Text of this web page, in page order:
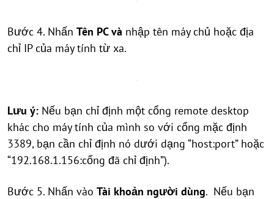
Bước 4. Nhấn Tên PC và nhập tên máy chủ hoặc địa
chỉ IP của máy tính từ xa.
Lưu ý: Nếu bạn chỉ định một cổng remote desktop
khác cho máy tính của mình so với cổng mặc định
3389, bạn cần chỉ định nó dưới dạng “host:port” hoặc
“192.168.1.156:cổng đã chỉ định”).
Bước 5. Nhấn vào Tài khoản người dùng. Nếu bạn